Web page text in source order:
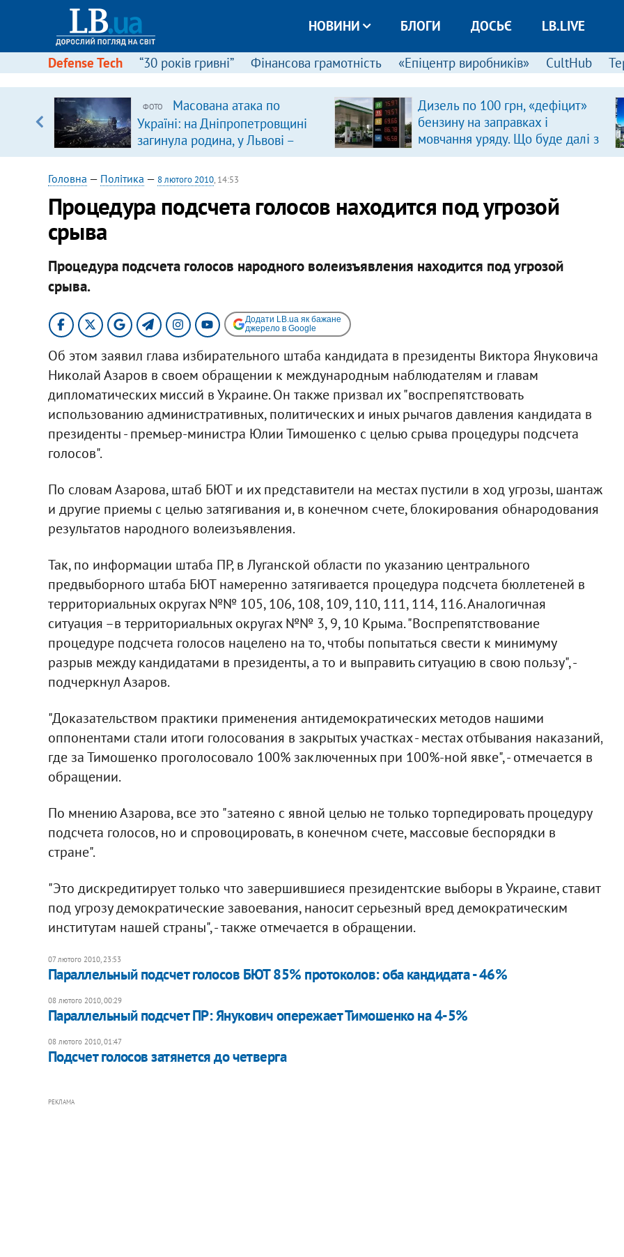
НОВИНИ БЛОГИ ДОСЬЄ LB.LIVE
Defense Tech “30 років гривні” Фінансова грамотність «Епіцентр виробників» CultHub
ФОТО
Масована атака по
Україні: на Дніпропетровщині
загинула родина, у Львові –
удар по багатоповерхівках
(доповнюється)
Дизель по 100 грн, «дефіцит»
бензину на заправках і
мовчання уряду. Що буде далі з
цінами на пальне?
Головна — Політика — 8 лютого 2010, 14:53
Процедура подсчета голосов находится под угрозой
срыва
Процедура подсчета голосов народного волеизъявления находится под угрозой
срыва.
Додати LB.ua як бажане
джерело в Google
Об этом заявил глава избирательного штаба кандидата в президенты Виктора Януковича
Николай Азаров в своем обращении к международным наблюдателям и главам
дипломатических миссий в Украине. Он также призвал их "воспрепятствовать
использованию административных, политических и иных рычагов давления кандидата в
президенты - премьер-министра Юлии Тимошенко с целью срыва процедуры подсчета
голосов".
По словам Азарова, штаб БЮТ и их представители на местах пустили в ход угрозы, шантаж
и другие приемы с целью затягивания и, в конечном счете, блокирования обнародования
результатов народного волеизъявления.
Так, по информации штаба ПР, в Луганской области по указанию центрального
предвыборного штаба БЮТ намеренно затягивается процедура подсчета бюллетеней в
территориальных округах №№ 105, 106, 108, 109, 110, 111, 114, 116. Аналогичная
ситуация –в территориальных округах №№ 3, 9, 10 Крыма. "Воспрепятствование
процедуре подсчета голосов нацелено на то, чтобы попытаться свести к минимуму
разрыв между кандидатами в президенты, а то и выправить ситуацию в свою пользу", -
подчеркнул Азаров.
"Доказательством практики применения антидемократических методов нашими
оппонентами стали итоги голосования в закрытых участках - местах отбывания наказаний,
где за Тимошенко проголосовало 100% заключенных при 100%-ной явке", - отмечается в
обращении.
По мнению Азарова, все это "затеяно с явной целью не только торпедировать процедуру
подсчета голосов, но и спровоцировать, в конечном счете, массовые беспорядки в
стране".
"Это дискредитирует только что завершившиеся президентские выборы в Украине, ставит
под угрозу демократические завоевания, наносит серьезный вред демократическим
институтам нашей страны", - также отмечается в обращении.
07 лютого 2010, 23:53
Параллельный подсчет голосов БЮТ 85% протоколов: оба кандидата - 46%
08 лютого 2010, 00:29
Параллельный подсчет ПР: Янукович опережает Тимошенко на 4-5%
08 лютого 2010, 01:47
Подсчет голосов затянется до четверга
РЕКЛАМА